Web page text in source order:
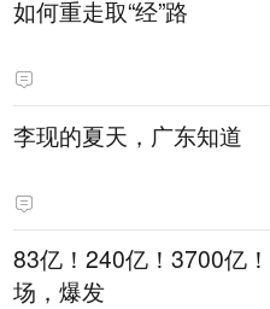
如何重走取“经”路
李现的夏天，广东知道
83亿！240亿！3700亿
场，爆发